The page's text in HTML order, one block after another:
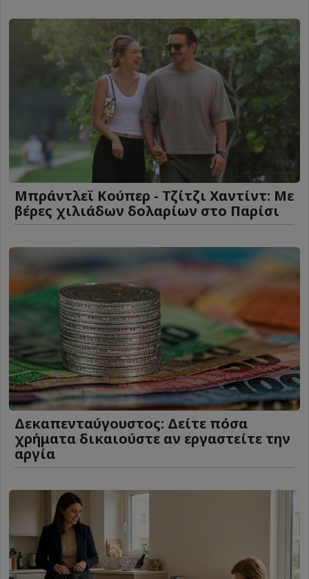
Μπράντλεϊ Κούπερ - Τζίτζι Χαντίντ: Με
βέρες χιλιάδων δολαρίων στο Παρίσι
Δεκαπενταύγουστος: Δείτε πόσα
χρήματα δικαιούστε αν εργαστείτε την
αργία